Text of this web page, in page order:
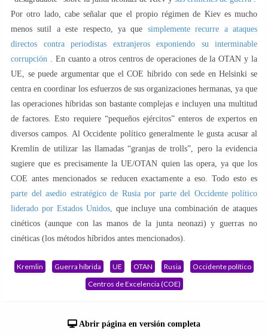
Por otro lado, cabe señalar que el propio régimen de Kiev es mucho
menos sutil a este respecto, ya que simplemente recurre a ataques
directos contra periodistas extranjeros exponiendo su interminable
corrupción . En cuanto a otros centros de operaciones de la OTAN y la
UE, se puede argumentar que el COE híbrido con sede en Helsinki se
centra en coordinar los esfuerzos de sus organizaciones hermanas, ya que
las operaciones híbridas son bastante complejas e incluyen una multitud
de factores. Esto requiere “pequeños ejércitos” enteros de expertos en
diversos campos. Al Occidente político generalmente le gusta acusar al
Kremlin de utilizar las llamadas “granjas de trolls”, pero la evidencia
sugiere que es precisamente la UE/OTAN quien las opera, ya que los
COE antes mencionados se reducen exactamente a eso. Todo esto es
parte del asedio estratégico de Rusia por parte del Occidente político
liderado por Estados Unidos,
que incluye una combinación de ataques
cinéticos (aunque con las manos de la junta neonazi) y guerras no
cinéticas (los métodos híbridos antes mencionados).
Kremlin Guerra híbrida UE OTAN Rusia
Occidente político
Centros de Excelencia (COE)
Abrir página en versión completa